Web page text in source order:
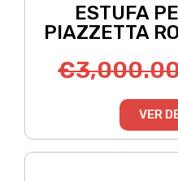
ESTUFA
PIAZZETTA
€
VER